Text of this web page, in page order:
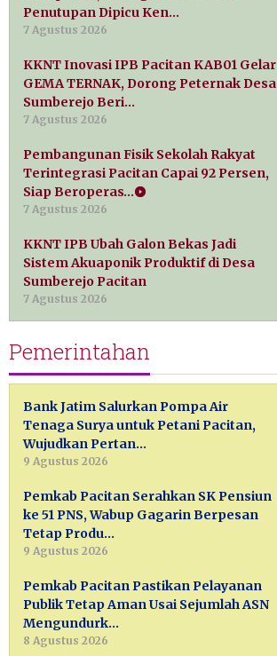
Penutupan Dipicu Ken…
7 Agustus 2026
KKNT Inovasi IPB Pacitan KAB01 Gelar
GEMA TERNAK, Dorong Peternak Desa
Sumberejo Beri…
7 Agustus 2026
Pembangunan Fisik Sekolah Rakyat
Terintegrasi Pacitan Capai 92 Persen,
Siap Beroperas…
7 Agustus 2026
KKNT IPB Ubah Galon Bekas Jadi
Sistem Akuaponik Produktif di Desa
Sumberejo Pacitan
7 Agustus 2026
Pemerintahan
Bank Jatim Salurkan Pompa Air
Tenaga Surya untuk Petani Pacitan,
Wujudkan Pertan…
9 Agustus 2026
Pemkab Pacitan Serahkan SK Pensiun
ke 51 PNS, Wabup Gagarin Berpesan
Tetap Produ…
9 Agustus 2026
Pemkab Pacitan Pastikan Pelayanan
Publik Tetap Aman Usai Sejumlah ASN
Mengundurk…
8 Agustus 2026